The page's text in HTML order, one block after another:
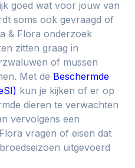
goed wat voor jouw van
soms ook gevraagd of
& Flora onderzoek
zitten graag in
of mussen
Met de Beschermde
kun je kijken of er op
dieren te verwachten
vervolgens een
vragen of eisen dat
uitgevoerd